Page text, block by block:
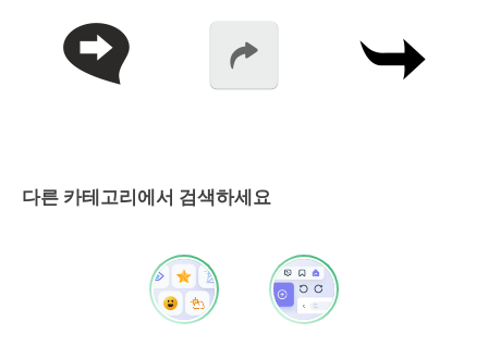
다른 카테고리에서 검색하세요